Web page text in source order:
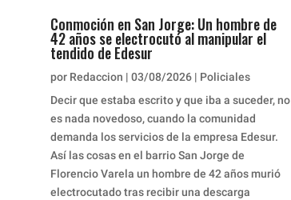
Conmoción en San Jorge: Un hombre de
42 años se electrocutó al manipular el
tendido de Edesur
por Redaccion | 03/08/2026| Policiales
Decir que estaba escrito y que iba a suceder, no
es nada novedoso, cuando la comunidad
demanda los servicios de la empresa Edesur.
Así las cosas en el barrio San Jorge de
Florencio Varela un hombre de 42 años murió
electrocutado tras recibir una descarga